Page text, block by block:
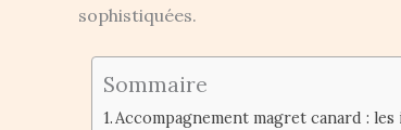
sophistiquées.
Sommaire
Accompagnement magret canard :